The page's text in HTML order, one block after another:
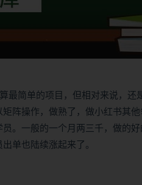
简单的项目，但相对来说，还
阵操作，做熟了，做小红书其
。一般的一个月两三千，做的
单也陆续涨起来了。